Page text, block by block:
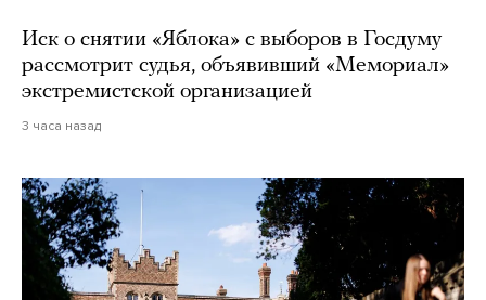
Иск о снятии «Яблока» с выборов в Госдуму
рассмотрит судья, объявивший «Мемориал»
экстремистской организацией
3 часа назад